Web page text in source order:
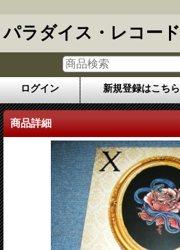
パラダイス・レコード
ログイン 新規登録はこちら
商品詳細